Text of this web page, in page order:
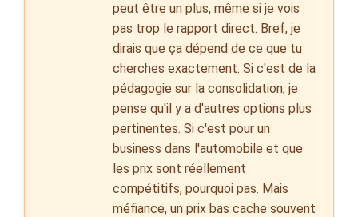
peut être un plus, même si je vois
pas trop le rapport direct. Bref, je
dirais que ça dépend de ce que tu
cherches exactement. Si c'est de la
pédagogie sur la consolidation, je
pense qu'il y a d'autres options plus
pertinentes. Si c'est pour un
business dans l'automobile et que
les prix sont réellement
compétitifs, pourquoi pas. Mais
méfiance, un prix bas cache souvent